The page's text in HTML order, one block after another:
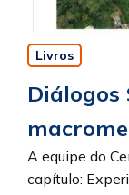
Livros
Diálogos
A equipe do
capítulo: